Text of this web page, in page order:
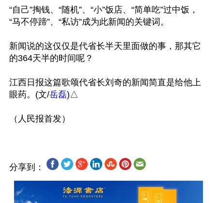
“自己”掏钱、“随机”、“小”饭店、“简单吃”过中饭，
“马不停蹄”、“私访”成为此新闻的关键词。
新闻说的这仅仅是代省长半天里面做的事，那其它
的364天半的时间呢？
江西日报这篇歌颂代省长刘奇的新闻简直是给他上
眼药。(文/岳磊)△
分享到：